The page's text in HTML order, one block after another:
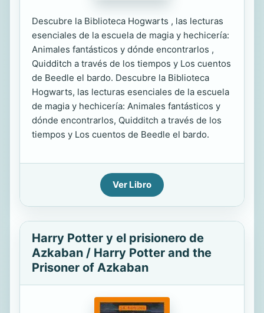
Descubre la Biblioteca Hogwarts , las lecturas
esenciales de la escuela de magia y hechicería:
Animales fantásticos y dónde encontrarlos ,
Quidditch a través de los tiempos y Los cuentos
de Beedle el bardo. Descubre la Biblioteca
Hogwarts, las lecturas esenciales de la escuela
de magia y hechicería: Animales fantásticos y
dónde encontrarlos, Quidditch a través de los
tiempos y Los cuentos de Beedle el bardo.
Ver Libro
Harry Potter y el prisionero de
Azkaban / Harry Potter and the
Prisoner of Azkaban